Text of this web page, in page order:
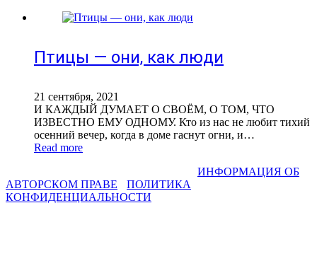
Птицы — они, как люди
21 сентября, 2021
И КАЖДЫЙ ДУМАЕТ О СВОЁМ, О ТОМ, ЧТО
ИЗВЕСТНО ЕМУ ОДНОМУ. Кто из нас не любит тихий
осенний вечер, когда в доме гаснут огни, и…
Read more
ИНФОРМАЦИЯ ОБ
АВТОРСКОМ ПРАВЕ
ПОЛИТИКА
КОНФИДЕНЦИАЛЬНОСТИ